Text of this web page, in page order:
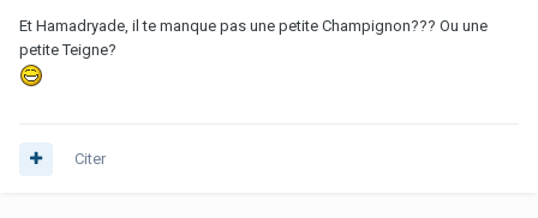
Et Hamadryade, il te manque pas une petite Champignon??? Ou une
petite Teigne?
Citer